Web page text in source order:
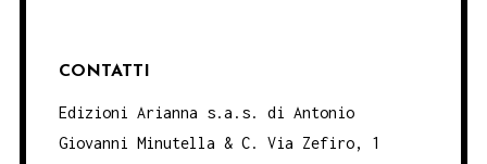
CONTATTI
Edizioni Arianna s.a.s. di Antonio
Giovanni Minutella & C. Via Zefiro, 1